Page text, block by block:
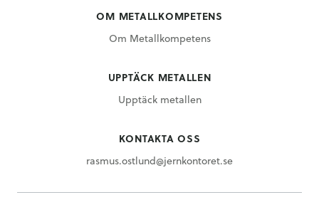
OM METALLKOMPETENS
Om Metallkompetens
UPPTÄCK METALLEN
Upptäck metallen
KONTAKTA OSS
rasmus.ostlund@jernkontoret.se